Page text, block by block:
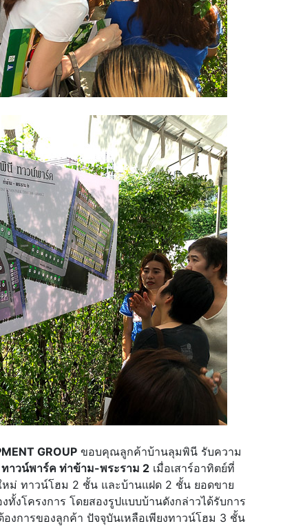
GROUP ขอบคุณลูกค้าบ้านลุมพินี รับความ
าวน์พาร์ค ท่าข้าม-พระราม 2 เมื่อเสาร์อาทิตย์ที่
ม่ ทาวน์โฮม 2 ชั้น และบ้านแฝด 2 ชั้น ยอดขาย
งโครงการ โดยสองรูปแบบบ้านดังกล่าวได้รับการ
งการของลูกค้า ปัจจุบันเหลือเพียงทาวน์โฮม 3 ชั้น